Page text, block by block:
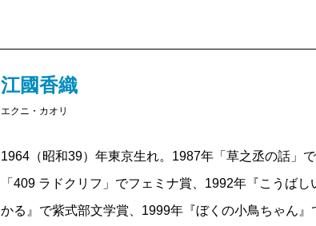
江國香織
エクニ・カオリ
1964（昭和39）年東京生れ。1987年「草之丞の話」
「409 ラドクリフ」でフェミナ賞、1992年『こうば
かる』で紫式部文学賞、1999年『ぼくの小鳥ちゃん